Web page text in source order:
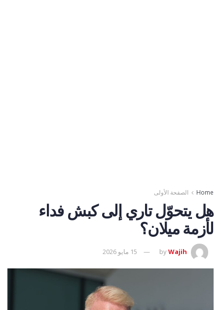
Home الصفحة الأولى
هل يتحوّل تاري إلى كبش فداء
لأزمة ميلان؟
byWajih 15 مايو 2026